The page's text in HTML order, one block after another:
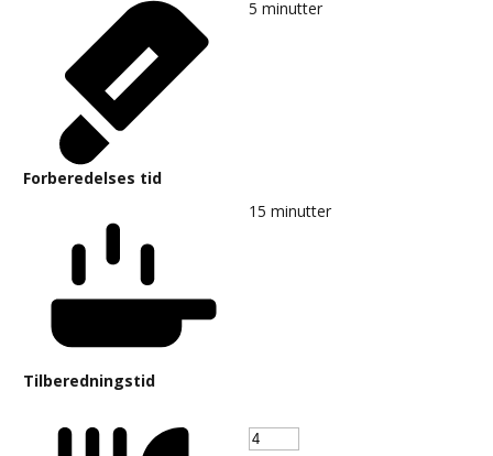
Forberedelses tid
5 minutter
Tilberedningstid
15 minutter